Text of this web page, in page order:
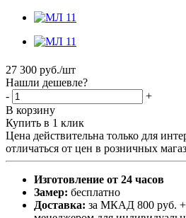
27 300 руб./шт
Нашли дешевле?
-
+
В корзину
Купить в 1 клик
Цена действительна только для
отличаться от цен в розничных
Изготовление от 24 часов
Замер: бесплатно
Доставка: за МКАД 800 руб. +